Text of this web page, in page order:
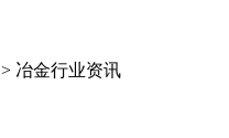
> 冶金行业资讯